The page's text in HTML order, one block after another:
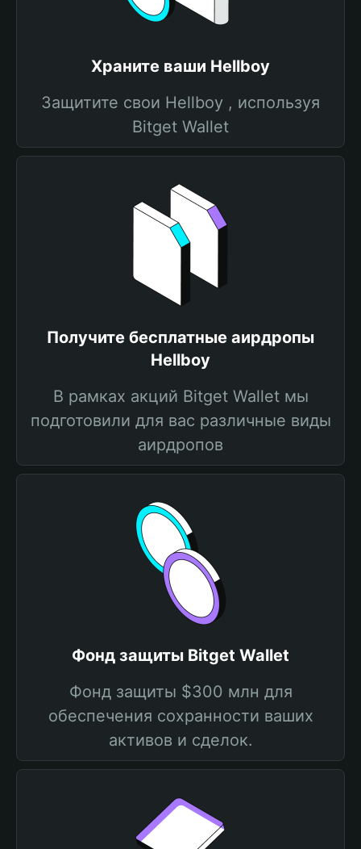
Храните ваши Hellboy
Защитите свои Hellboy , используя
Bitget Wallet
Получите бесплатные аирдропы
Hellboy
В рамках акций Bitget Wallet мы
подготовили для вас различные виды
аирдропов
Фонд защиты Bitget Wallet
Фонд защиты $300 млн для
обеспечения сохранности ваших
активов и сделок.